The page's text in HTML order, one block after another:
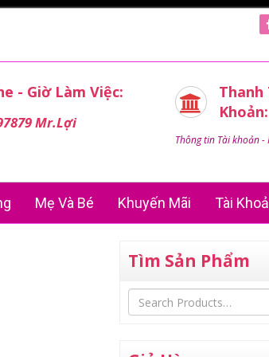
- Giờ Làm Việc:
Mr.Lợi
Thanh
Khoản:
Thông tin Tài khoản
Mẹ Và Bé Khuyến Mãi Tài
Tìm Sản Phẩm